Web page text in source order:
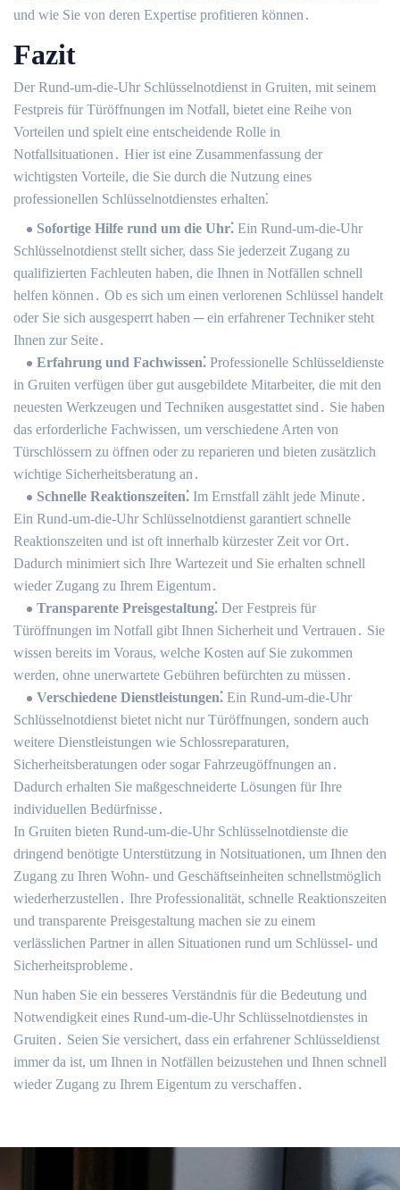
und wie Sie von deren Expertise profitieren können․
Fazit
Der Rund-um-die-Uhr Schlüsselnotdienst in Gruiten, mit seinem
Festpreis für Türöffnungen im Notfall, bietet eine Reihe von
Vorteilen und spielt eine entscheidende Rolle in
Notfallsituationen․ Hier ist eine Zusammenfassung der
wichtigsten Vorteile, die Sie durch die Nutzung eines
professionellen Schlüsselnotdienstes erhalten⁚
Sofortige Hilfe rund um die Uhr⁚ Ein Rund-um-die-Uhr
Schlüsselnotdienst stellt sicher, dass Sie jederzeit Zugang zu
qualifizierten Fachleuten haben, die Ihnen in Notfällen schnell
helfen können․ Ob es sich um einen verlorenen Schlüssel handelt
oder Sie sich ausgesperrt haben ─ ein erfahrener Techniker steht
Ihnen zur Seite․
Erfahrung und Fachwissen⁚ Professionelle Schlüsseldienste
in Gruiten verfügen über gut ausgebildete Mitarbeiter, die mit den
neuesten Werkzeugen und Techniken ausgestattet sind․ Sie haben
das erforderliche Fachwissen, um verschiedene Arten von
Türschlössern zu öffnen oder zu reparieren und bieten zusätzlich
wichtige Sicherheitsberatung an․
Schnelle Reaktionszeiten⁚ Im Ernstfall zählt jede Minute․
Ein Rund-um-die-Uhr Schlüsselnotdienst garantiert schnelle
Reaktionszeiten und ist oft innerhalb kürzester Zeit vor Ort․
Dadurch minimiert sich Ihre Wartezeit und Sie erhalten schnell
wieder Zugang zu Ihrem Eigentum․
Transparente Preisgestaltung⁚ Der Festpreis für
Türöffnungen im Notfall gibt Ihnen Sicherheit und Vertrauen․ Sie
wissen bereits im Voraus, welche Kosten auf Sie zukommen
werden, ohne unerwartete Gebühren befürchten zu müssen․
Verschiedene Dienstleistungen⁚ Ein Rund-um-die-Uhr
Schlüsselnotdienst bietet nicht nur Türöffnungen, sondern auch
weitere Dienstleistungen wie Schlossreparaturen,
Sicherheitsberatungen oder sogar Fahrzeugöffnungen an․
Dadurch erhalten Sie maßgeschneiderte Lösungen für Ihre
individuellen Bedürfnisse․
In Gruiten bieten Rund-um-die-Uhr Schlüsselnotdienste die
dringend benötigte Unterstützung in Notsituationen, um Ihnen den
Zugang zu Ihren Wohn- und Geschäftseinheiten schnellstmöglich
wiederherzustellen․ Ihre Professionalität, schnelle Reaktionszeiten
und transparente Preisgestaltung machen sie zu einem
verlässlichen Partner in allen Situationen rund um Schlüssel- und
Sicherheitsprobleme․
Nun haben Sie ein besseres Verständnis für die Bedeutung und
Notwendigkeit eines Rund-um-die-Uhr Schlüsselnotdienstes in
Gruiten․ Seien Sie versichert, dass ein erfahrener Schlüsseldienst
immer da ist, um Ihnen in Notfällen beizustehen und Ihnen schnell
wieder Zugang zu Ihrem Eigentum zu verschaffen․